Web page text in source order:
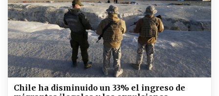
Chile ha disminuido un 33% el ingreso de